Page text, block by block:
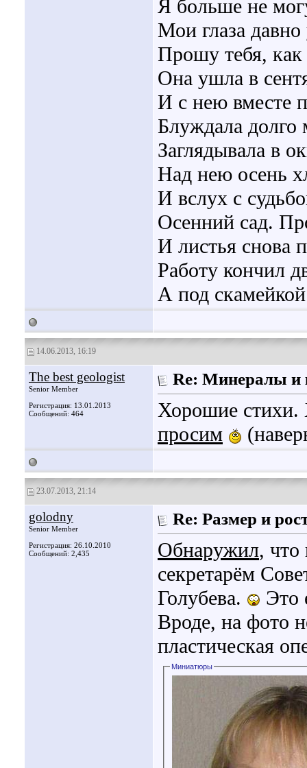
Я больше не
Мои глаза давно
Прошу тебя, как
Она ушла в
И с нею вместе
Блуждала
Заглядывала в
Над нею осень
И вслух с
Осенний сад.
И листья снова
Работу кончил
А под
14.06.2013, 16:19
The best geologist
Senior Member
Регистрация: 13.01.2013
Сообщений: 464
Re: Минералы и
Хорошие стихи.
просим
23.07.2013, 21:14
golodny
Senior Member
Регистрация: 26.10.2010
Сообщений: 2,435
Re: Размер и
Обнаружил, что
секретарём
Голубева.
Это
Вроде, на фото
пластическая
Миниатюры